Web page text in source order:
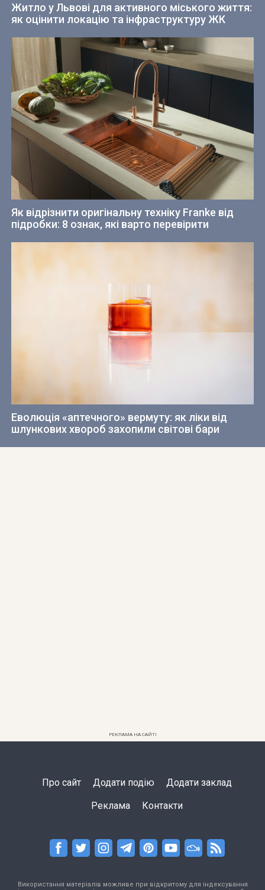
Житло у Львові для активного міського життя:
як оцінити локацію та інфраструктуру ЖК
Як відрізнити оригінальну техніку Franke від
підробки: 8 ознак, які варто перевірити
Еволюція «аптечного» вермуту: як ліки від
шлункових хвороб захопили світові бари
РЕКЛАМА НА САЙТІ
Про сайт Додати подію Додати заклад
Реклама Контакти
Використання матеріалів можливе при відкритому для індексування